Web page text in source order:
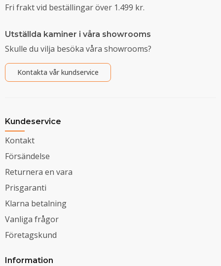
Fri frakt vid beställingar över 1.499 kr.
Utställda kaminer i våra showrooms
Skulle du vilja besöka våra showrooms?
Kontakta vår kundservice
Kundeservice
Kontakt
Försändelse
Returnera en vara
Prisgaranti
Klarna betalning
Vanliga frågor
Företagskund
Information